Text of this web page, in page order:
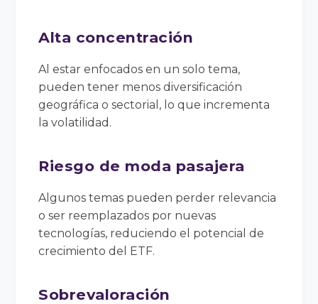
Alta concentración
Al estar enfocados en un solo tema,
pueden tener menos diversificación
geográfica o sectorial, lo que incrementa
la volatilidad.
Riesgo de moda pasajera
Algunos temas pueden perder relevancia
o ser reemplazados por nuevas
tecnologías, reduciendo el potencial de
crecimiento del ETF.
Sobrevaloración